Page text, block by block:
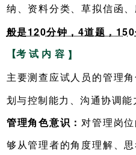
纳、资料分类、草拟信函
般是120分钟，4道题，150
【考 试 内 容 】
主要测查应试人员的管理
划与控制能力、沟通协调能
管理角色意识：对管理岗
够从管理者的角度理解、